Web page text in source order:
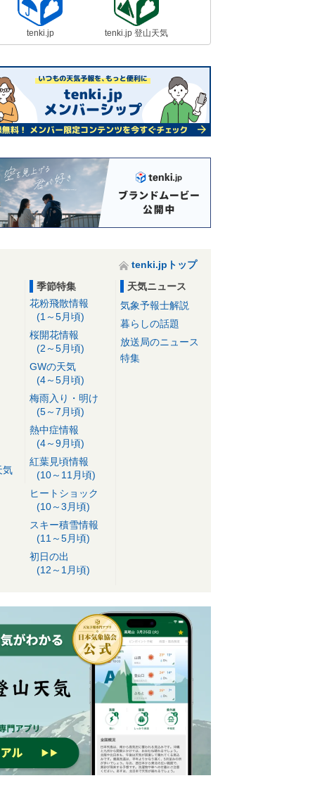
tenki.jp tenki.jp 登山天気
tenki.jpトップ
気
季節特集
花粉飛散情報
(1～5月頃)
桜開花情報
(2～5月頃)
GWの天気
(4～5月頃)
梅雨入り・明け
(5～7月頃)
熱中症情報
(4～9月頃)
紅葉見頃情報
(10～11月頃)
ヒートショック
(10～3月頃)
スキー積雪情報
(11～5月頃)
初日の出
(12～1月頃)
天気ニュース
気象予報士解説
暮らしの話題
放送局のニュース
特集